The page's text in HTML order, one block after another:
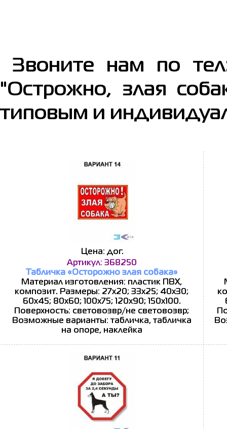
Звоните нам по
"Острожно, злая
типовым и
Цена: дог.
Артикул: 368250
Табличка «Осторожно злая собака»
Материал изготовления: пластик ПВХ,
композит. Размеры: 27x20; 33x25; 40x30;
60x45; 80x60; 100x75; 120x90; 150x100.
Поверхность: световозвр/не световозвр;
Возможные варианты: табличка, табличка
на опоре, наклейка